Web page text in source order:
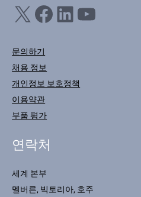
X Facebook LinkedIn YouTube
문의하기
채용 정보
개인정보 보호정책
이용약관
부품 평가
연락처
세계 본부
멜버른, 빅토리아, 호주